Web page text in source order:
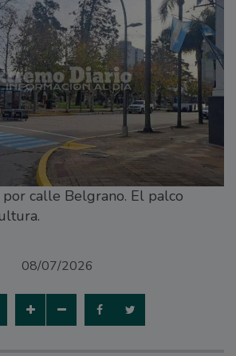
calle Belgrano. El palco
08/07/2026